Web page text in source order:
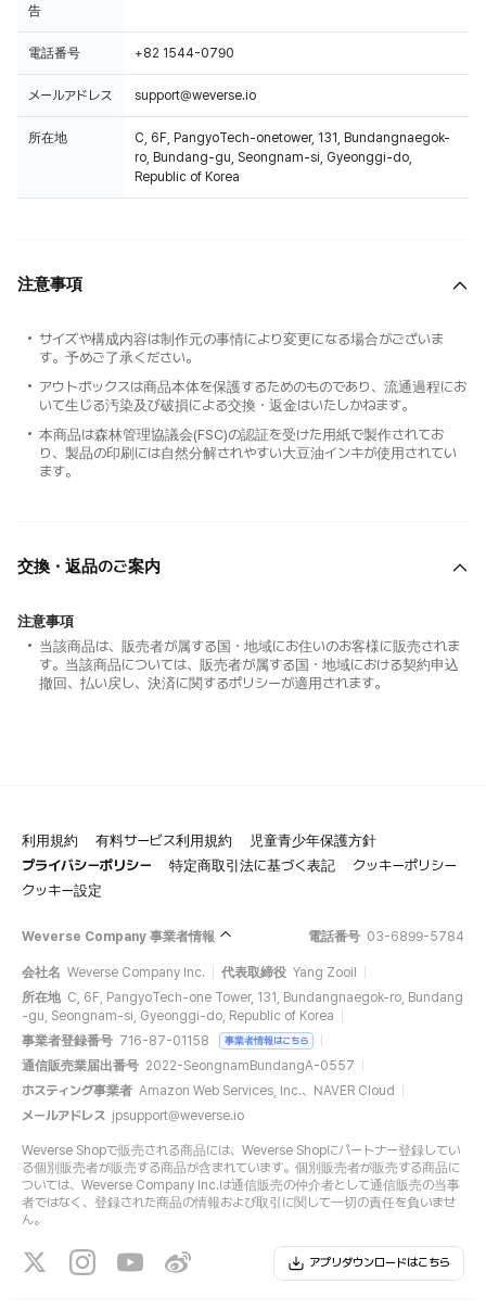
告
電話番号 +82 1544-0790
メールアドレス support@weverse.io
所在地
C, 6F, PangyoTech-onetower, 131, Bundangnaegok-
ro, Bundang-gu, Seongnam-si, Gyeonggi-do,
Republic of Korea
注意事項
サイズや構成内容は制作元の事情により変更になる場合がございま
す。予めご了承ください。
アウトボックスは商品本体を保護するためのものであり、流通過程にお
いて生じる汚染及び破損による交換・返金はいたしかねます。
本商品は森林管理協議会(FSC)の認証を受けた用紙で製作されてお
り、製品の印刷には自然分解されやすい大豆油インキが使用されてい
ます。
交換・返品のご案内
注意事項
当該商品は、販売者が属する国・地域にお住いのお客様に販売されま
す。当該商品については、販売者が属する国・地域における契約申込
撤回、払い戻し、決済に関するポリシーが適用されます。
利用規約 有料サービス利用規約
児童青少年保護方針
プライバシーポリシー
特定商取引法に基づく表記
クッキーポリシー
クッキー設定
Weverse Company 事業者情報 電話番号 03-6899-5784
会社名 Weverse Company Inc. 代表取締役 Yang Zooil
所在地 C, 6F, PangyoTech-one Tower, 131, Bundangnaegok-ro, Bundang
-gu, Seongnam-si, Gyeonggi-do, Republic of Korea
事業者登録番号 716-87-01158 事業者情報はこちら
通信販売業届出番号 2022-SeongnamBundangA-0557
ホスティング事業者 Amazon Web Services, Inc.、NAVER Cloud
メールアドレス jpsupport@weverse.io
Weverse Shopで販売される商品には、Weverse Shopにパートナー登録してい
る個別販売者が販売する商品が含まれています。個別販売者が販売する商品に
ついては、Weverse Company Inc.は通信販売の仲介者として通信販売の当事
者ではなく、登録された商品の情報および取引に関して一切の責任を負いませ
ん。
アプリダウンロードはこちら